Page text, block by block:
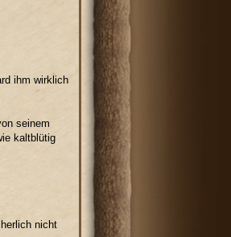
ihm wirklich
seinem
kaltblütig
nicht